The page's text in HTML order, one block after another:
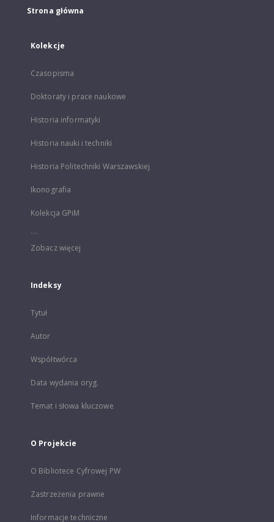
Strona główna
Kolekcje
Czasopisma
Doktoraty i prace naukowe
Historia informatyki
Historia nauki i techniki
Historia Politechniki Warszawskiej
Ikonografia
Kolekcja GPiM
...
Zobacz więcej
Indeksy
Tytuł
Autor
Współtwórca
Data wydania oryg.
Temat i słowa kluczowe
O Projekcie
O Bibliotece Cyfrowej PW
Zastrzeżenia prawne
Informacje techniczne